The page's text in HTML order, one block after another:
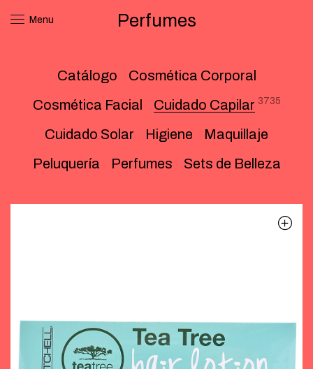
Menu Perfumes
Catálogo
Cosmética Corporal
Cosmética Facial
Cuidado Capilar 3735
Cuidado Solar Higiene
Maquillaje
Peluquería
Perfumes Sets de Belleza